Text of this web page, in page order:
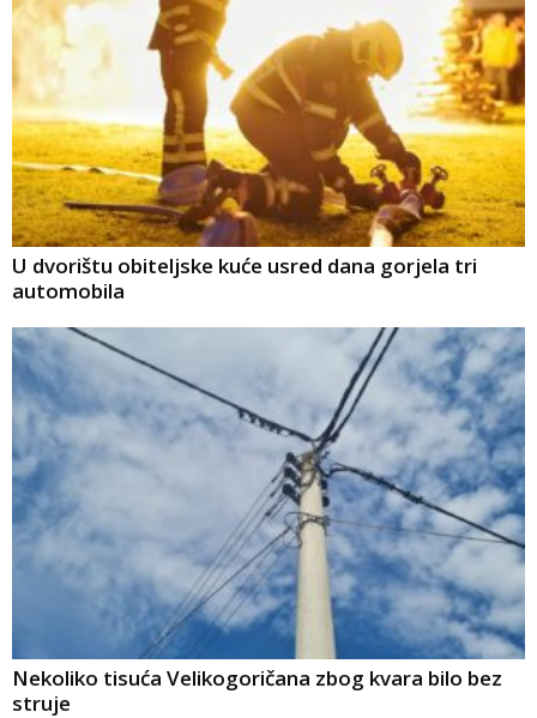
U dvorištu obiteljske kuće usred dana gorjela tri
automobila
Nekoliko tisuća Velikogoričana zbog kvara bilo bez
struje